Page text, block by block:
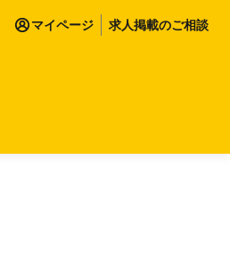
マイページ 求人掲載のご相談